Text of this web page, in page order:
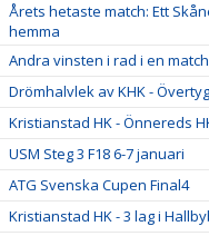
Årets hetaste match: Ett
hemma
Andra vinsten i rad i en
Drömhalvlek av KHK -
Kristianstad HK - Önnereds
USM Steg 3 F18 6-7 januari
ATG Svenska Cupen Final4
Kristianstad HK - 3 lag i